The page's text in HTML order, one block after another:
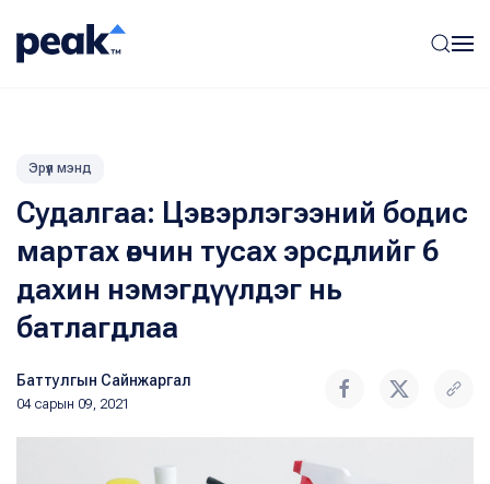
Эрүүл мэнд
Судалгаа: Цэвэрлэгээний бодис
мартах өвчин тусах эрсдлийг 6
дахин нэмэгдүүлдэг нь
батлагдлаа
Баттулгын Сайнжаргал
04 сарын 09, 2021